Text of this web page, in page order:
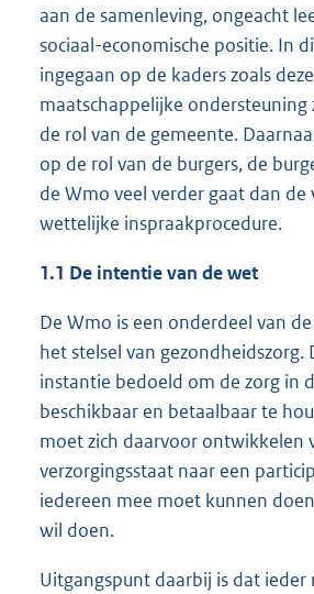
aan de samenleving, ongeacht
sociaal-economische positie. In
ingegaan op de kaders zoals
maatschappelijke ondersteuning
de rol van de gemeente.
op de rol van de burgers, de
de Wmo veel verder gaat dan de
wettelijke inspraakprocedure.
1.1 De intentie van de wet
De Wmo is een onderdeel van
het stelsel van gezondheidszorg.
instantie bedoeld om de zorg in
beschikbaar en betaalbaar te
moet zich daarvoor ontwikkelen
verzorgingsstaat naar een
iedereen mee moet kunnen
wil doen.
Uitgangspunt daarbij is dat ieder